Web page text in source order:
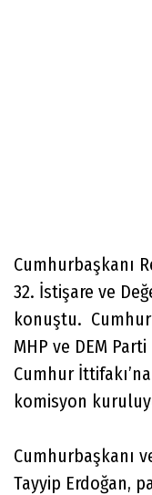
Cumhurbaşkanı
32. İstişare ve
konuştu.
MHP ve DEM
Cumhur
komisyon
Cumhurbaşkanı
Tayyip Erdoğan,